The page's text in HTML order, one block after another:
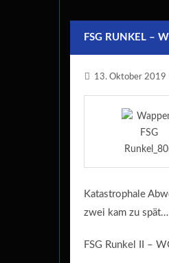
FSG RUNKEL –
13. Oktober 2019
Katastrophale
zwei kam zu spät…
FSG Runkel II –